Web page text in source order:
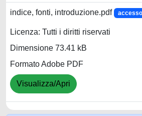
indice, fonti, introduzione.pdf
Licenza: Tutti i diritti riservati
Dimensione 73.41 kB
Formato Adobe PDF
Visualizza/Apri